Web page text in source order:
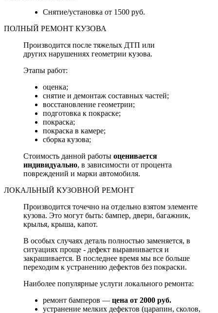
Снятие/установка от 1500 руб.
ПОЛНЫЙ РЕМОНТ КУЗОВА
Производится после тяжелых ДТП или
других нарушениях геометрии кузова.
Этапы работ:
оценка;
снятие и демонтаж составных частей;
восстановление геометрии;
подготовка к покраске;
покраска;
покраска в камере;
сборка кузова;
Стоимость данной работы оценивается
индивидуально, в зависимости от процента
повреждений и марки автомобиля.
ЛОКАЛЬНЫЙ КУЗОВНОЙ РЕМОНТ
Производится точечно на отдельно взятом элементе
кузова. Это могут быть: бампер, двери, багажник,
крылья, крыша, капот.
В особых случаях деталь полностью заменяется, в
ситуациях проще - дефект выравнивается и
закрашивается. В последнее время мы все больше
переходим к устранению дефектов без покраски.
Наиболее популярные услуги локального ремонта:
ремонт бамперов — цена от 2000 руб.
устранение мелких дефектов (царапин, сколов,